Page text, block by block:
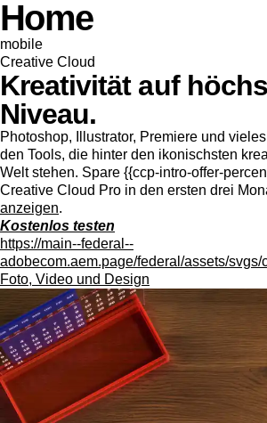
Home
mobile
Creative Cloud
Kreativität auf
Niveau.
Photoshop, Illustrator, Premiere und
den Tools, die hinter den ikonischsten
Welt stehen. Spare {{ccp-intro-offer-
Creative Cloud Pro in den ersten drei
anzeigen.
Kostenlos testen
https://main--federal--
adobecom.aem.page/federal/assets/svgs/
Foto, Video und Design